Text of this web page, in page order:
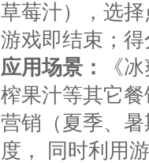
草莓汁），选
游戏即结束；
应用场景：
《
榨果汁等其它
营销（夏季、
度， 同时利用